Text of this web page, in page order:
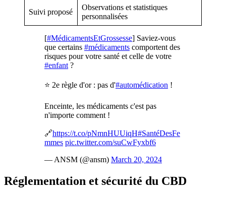
Suivi proposé
Observations et statistiques
personnalisées
[#MédicamentsEtGrossesse] Saviez-vous
que certains #médicaments comportent des
risques pour votre santé et celle de votre
#enfant ?
⭐ 2e règle d'or : pas d'#automédication !
Enceinte, les médicaments c'est pas
n'importe comment !
🔗https://t.co/pNmnHUUiqH#SantéDesFe
mmes pic.twitter.com/suCwFyxbf6
— ANSM (@ansm) March 20, 2024
Réglementation et sécurité du CBD